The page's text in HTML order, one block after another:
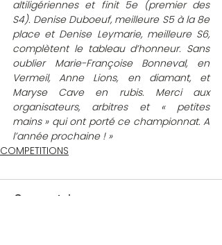
altiligériennes et finit 5e (premier des
S4). Denise Duboeuf, meilleure S5 à la 8e
place et Denise Leymarie, meilleure S6,
complètent le tableau d’honneur. Sans
oublier Marie-Françoise Bonneval, en
Vermeil, Anne Lions, en diamant, et
Maryse Cave en rubis. Merci aux
organisateurs, arbitres et « petites
mains » qui ont porté ce championnat. A
l’année prochaine ! »
COMPETITIONS
Commentaires